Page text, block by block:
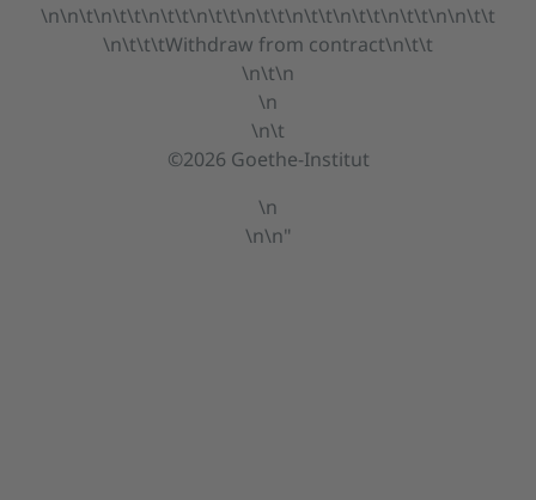
\n\n\t\n\t\t\n\t\t\n\t\t\n\t\t\n\t\t\n\t\t\n\t\t\n\n\t\t
\n\t\t\tWithdraw from contract\n\t\t
\n\t\n
\n
\n\t
©2026 Goethe-Institut
\n
\n\n"